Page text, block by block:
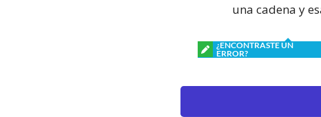
una cadena y
¿ENCONTRASTE UN
ERROR?